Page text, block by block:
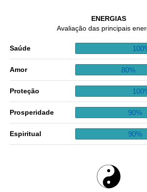
ENERGIAS
Avaliação das principais
Saúde
Amor 80%
Proteção
Prosperidade 90%
Espiritual 90%